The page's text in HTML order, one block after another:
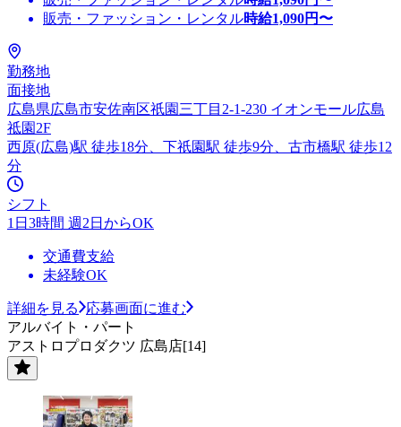
販売・ファッション・レンタル時給1,090円〜
勤務地
面接地
広島県広島市安佐南区祇園三丁目2-1-230 イオンモール広島
祗園2F
西原(広島)駅 徒歩18分、下祇園駅 徒歩9分、古市橋駅 徒歩12
分
シフト
1日3時間 週2日からOK
交通費支給
未経験OK
詳細を見る
応募画面に進む
アルバイト・パート
アストロプロダクツ 広島店[14]